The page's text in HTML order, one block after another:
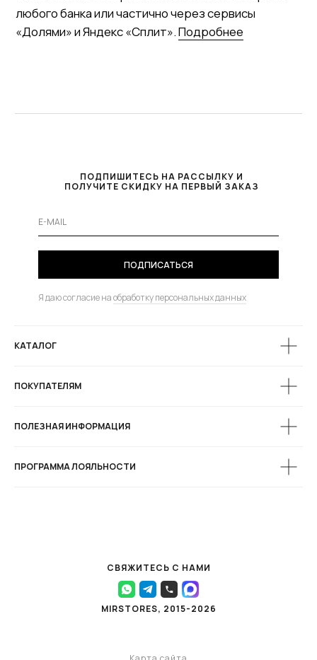
ПОДПИШИТЕСЬ НА РАССЫЛКУ И
ПОЛУЧИТЕ СКИДКУ НА ПЕРВЫЙ ЗАКАЗ
ПОДПИСАТЬСЯ
Я даю согласие наобработку персональных данных
КАТАЛОГ
ПОКУПАТЕЛЯМ
ПОЛЕЗНАЯ ИНФОРМАЦИЯ
ПРОГРАММА ЛОЯЛЬНОСТИ
СВЯЖИТЕСЬ С НАМИ
MIRSTORES, 2015-2026